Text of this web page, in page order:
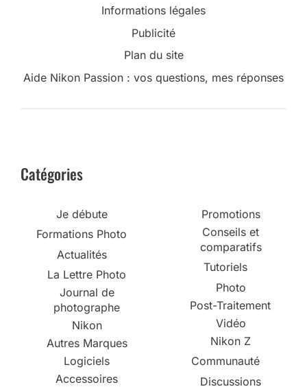
Informations légales
Publicité
Plan du site
Aide Nikon Passion : vos questions, mes réponses
Catégories
Je débute
Formations Photo
Actualités
La Lettre Photo
Journal de
photographe
Nikon
Autres Marques
Logiciels
Accessoires
Promotions
Conseils et
comparatifs
Tutoriels
Photo
Post-Traitement
Vidéo
Nikon Z
Communauté
Discussions